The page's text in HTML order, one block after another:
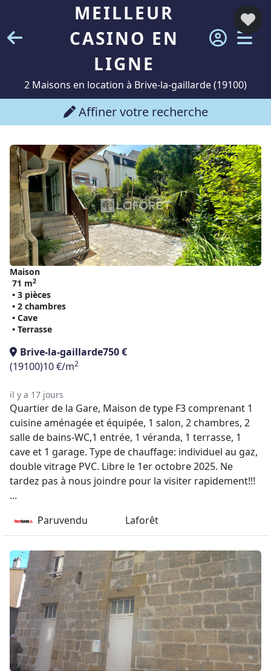
MEILLEUR
CASINO EN
LIGNE
2 Maisons en location à Brive-la-gaillarde (19100)
Affiner votre recherche
Maison
71 m2
• 3 pièces
• 2 chambres
• Cave
• Terrasse
Brive-la-gaillarde750 €
(19100)10 €/m2
il y a 17 jours
Quartier de la Gare, Maison de type F3 comprenant 1
cuisine aménagée et équipée, 1 salon, 2 chambres, 2
salle de bains-WC,1 entrée, 1 véranda, 1 terrasse, 1
cave et 1 garage. Type de chauffage: individuel au gaz,
double vitrage PVC. Libre le 1er octobre 2025. Ne
tardez pas à nous joindre pour la visiter rapidement!!!
...
Paruvendu
Laforêt